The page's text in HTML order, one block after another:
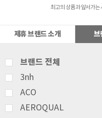
최고의 상품과 앞서가는
제휴 브랜드 소개 브
브랜드 전체
3nh
ACO
AEROQUAL